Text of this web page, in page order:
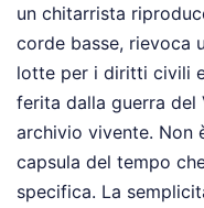
un chitarrista
corde basse, rievoca
lotte per i diritti civili
ferita dalla guerra del
archivio vivente. Non
capsula del tempo
specifica. La